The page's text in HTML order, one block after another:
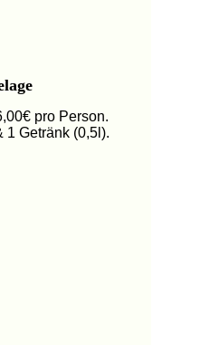
pro Person.
1 Getränk (0,5l).